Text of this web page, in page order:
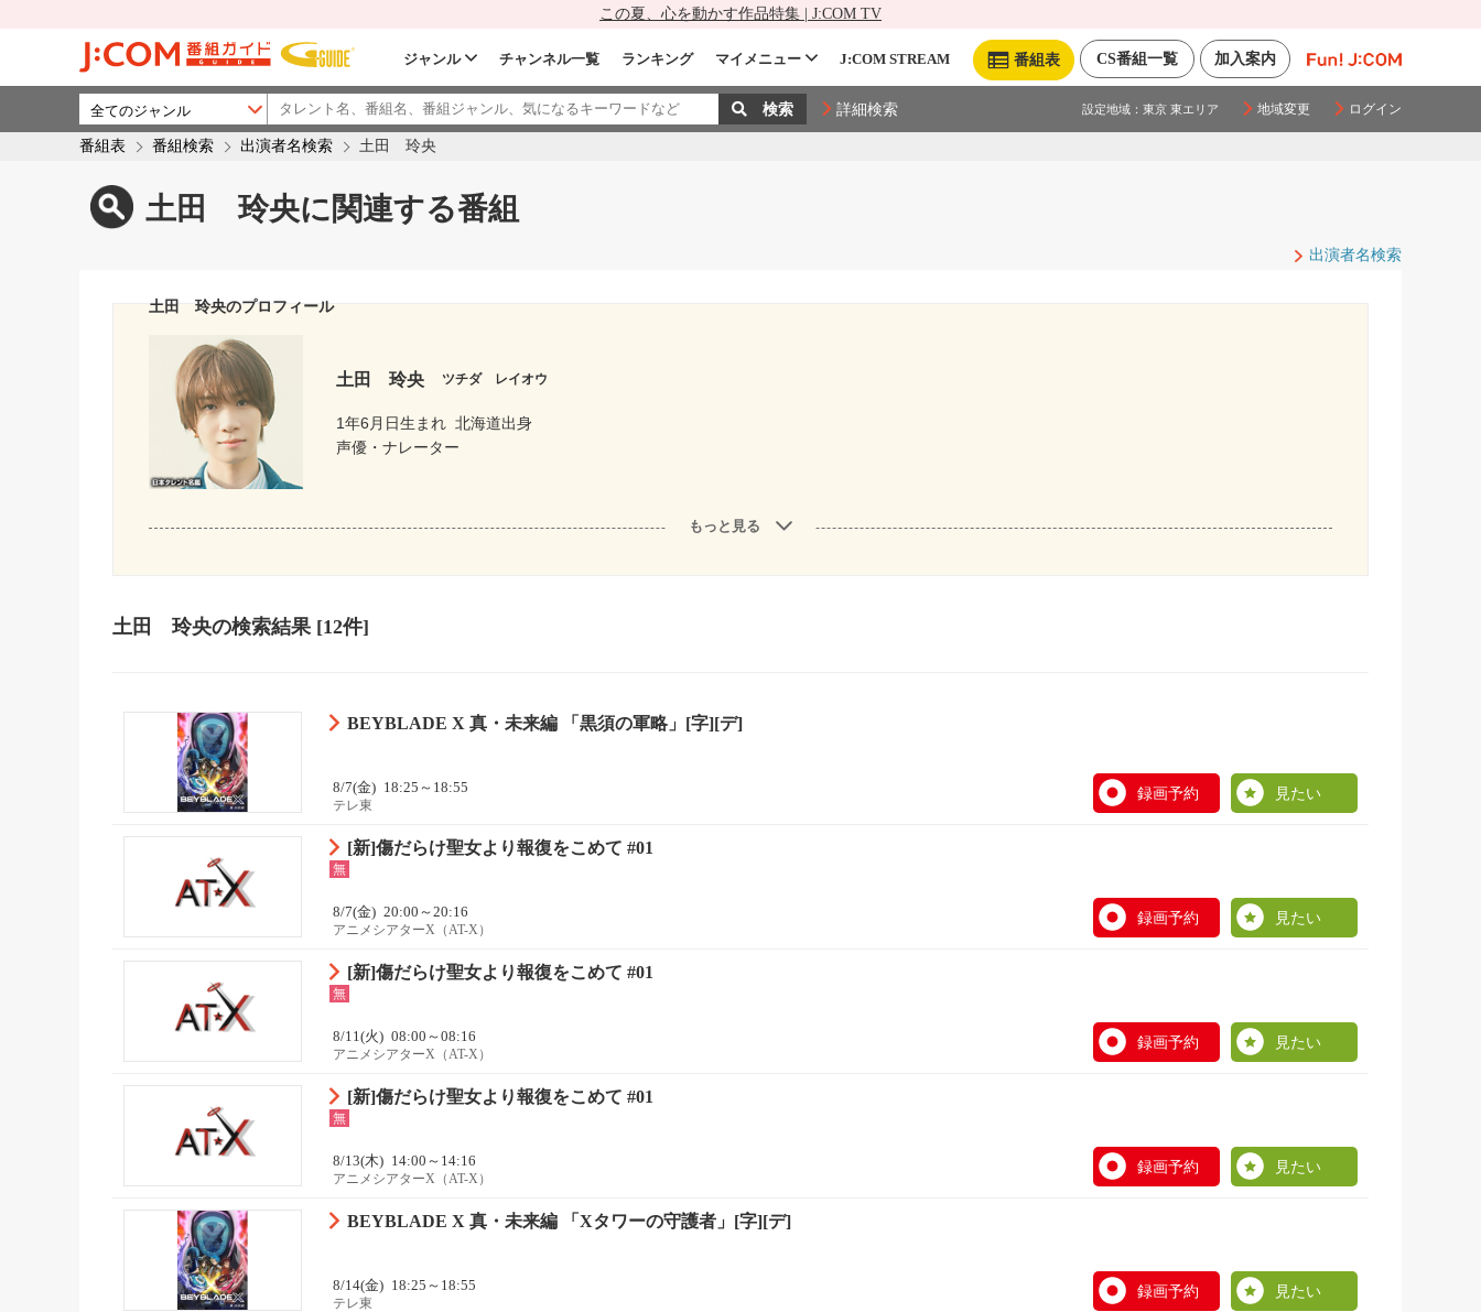
この夏、心を動かす作品特集 | J:COM TV
加入案内
CS番組一覧
番組表
ジャンル チャンネル一覧 ランキング マイメニュー J:COM STREAM
詳細検索 設定地域： 東京 東エリア 地域変更 ログイン
番組表 番組検索 出演者名検索 土田 玲央
土田 玲央に関連する番組
出演者名検索
土田 玲央のプロフィール
土田 玲央 ツチダ レイオウ
1年6月日生まれ 北海道出身
声優・ナレーター
もっと見る
土田 玲央の検索結果 [12件]
BEYBLADE X 真・未来編 「黒須の軍略」[字][デ]
8/7(金) 18:25～18:55
テレ東
録画予約 見たい
[新]傷だらけ聖女より報復をこめて #01
無
8/7(金) 20:00～20:16
アニメシアターX（AT-X）
録画予約 見たい
[新]傷だらけ聖女より報復をこめて #01
無
8/11(火) 08:00～08:16
アニメシアターX（AT-X）
録画予約 見たい
[新]傷だらけ聖女より報復をこめて #01
無
8/13(木) 14:00～14:16
アニメシアターX（AT-X）
録画予約 見たい
BEYBLADE X 真・未来編 「Xタワーの守護者」[字][デ]
8/14(金) 18:25～18:55
テレ東
録画予約 見たい